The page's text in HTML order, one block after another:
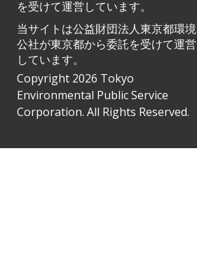
を受けて運営しています。
当サイトは公益財団法人東京都環境
公社が東京都から委託を受けて運営
しています。
Copyright 2026 Tokyo
Environmental Public Service
Corporation. All Rights Reserved.